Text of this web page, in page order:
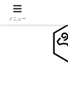
メニュー